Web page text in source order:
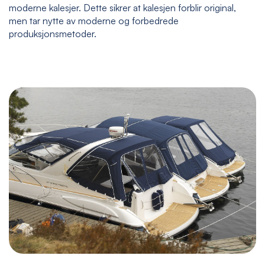
moderne kalesjer. Dette sikrer at kalesjen forblir original,
men tar nytte av moderne og forbedrede
produksjonsmetoder.